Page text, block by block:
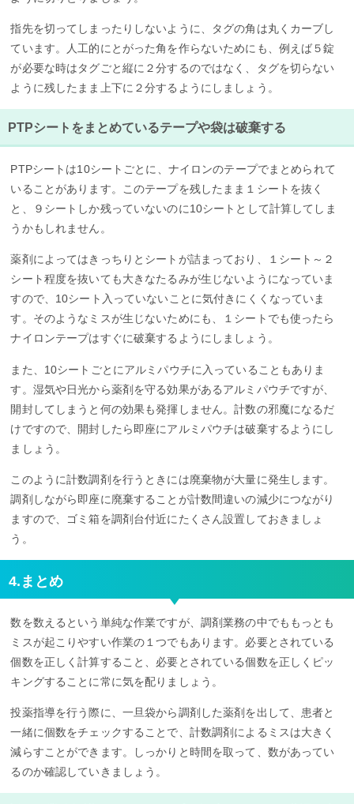
指先を切ってしまったりしないように、タグの角は丸くカーブし
ています。人工的にとがった角を作らないためにも、例えば５錠
が必要な時はタグごと縦に２分するのではなく、タグを切らない
ように残したまま上下に２分するようにしましょう。
PTPシートをまとめているテープや袋は破棄する
PTPシートは10シートごとに、ナイロンのテープでまとめられて
いることがあります。このテープを残したまま１シートを抜く
と、９シートしか残っていないのに10シートとして計算してしま
うかもしれません。
薬剤によってはきっちりとシートが詰まっており、１シート～２
シート程度を抜いても大きなたるみが生じないようになっていま
すので、10シート入っていないことに気付きにくくなっていま
す。そのようなミスが生じないためにも、１シートでも使ったら
ナイロンテープはすぐに破棄するようにしましょう。
また、10シートごとにアルミパウチに入っていることもありま
す。湿気や日光から薬剤を守る効果があるアルミパウチですが、
開封してしまうと何の効果も発揮しません。計数の邪魔になるだ
けですので、開封したら即座にアルミパウチは破棄するようにし
ましょう。
このように計数調剤を行うときには廃棄物が大量に発生します。
調剤しながら即座に廃棄することが計数間違いの減少につながり
ますので、ゴミ箱を調剤台付近にたくさん設置しておきましょ
う。
4.まとめ
数を数えるという単純な作業ですが、調剤業務の中でももっとも
ミスが起こりやすい作業の１つでもあります。必要とされている
個数を正しく計算すること、必要とされている個数を正しくピッ
キングすることに常に気を配りましょう。
投薬指導を行う際に、一旦袋から調剤した薬剤を出して、患者と
一緒に個数をチェックすることで、計数調剤によるミスは大きく
減らすことができます。しっかりと時間を取って、数があってい
るのか確認していきましょう。